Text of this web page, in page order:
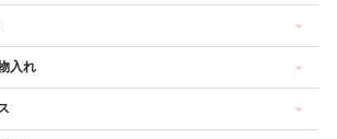
入れ